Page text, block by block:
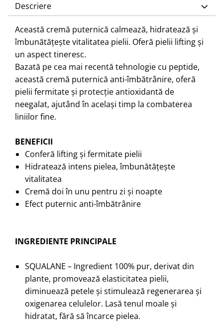
Descriere
Această cremă puternică calmează, hidratează și
îmbunătățește vitalitatea pielii. Oferă pielii lifting și
un aspect tineresc.
Bazată pe cea mai recentă tehnologie cu peptide,
această cremă puternică anti-îmbătrânire, oferă
pielii fermitate și protecție antioxidantă de
neegalat, ajutând în același timp la combaterea
liniilor fine.
BENEFICII
Conferă lifting și fermitate pielii
Hidratează intens pielea, îmbunătățește
vitalitatea
Cremă doi în unu pentru zi și noapte
Efect puternic anti-îmbătrânire
INGREDIENTE PRINCIPALE
SQUALANE – Ingredient 100% pur, derivat din
plante, promovează elasticitatea pielii,
diminuează petele și stimulează regenerarea și
oxigenarea celulelor. Lasă tenul moale și
hidratat, fără să încarce pielea.